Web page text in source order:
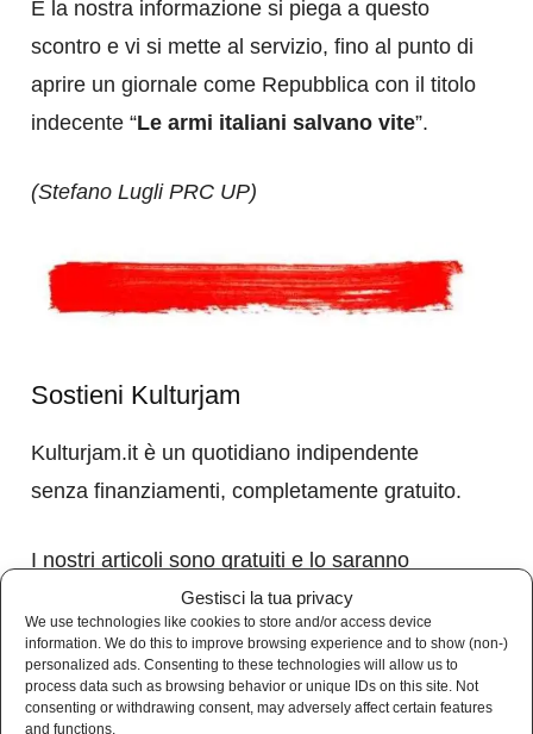
Gestisci la tua privacy
We use technologies like cookies to store and/or access device
information. We do this to improve browsing experience and to show (non-)
personalized ads. Consenting to these technologies will allow us to
process data such as browsing behavior or unique IDs on this site. Not
consenting or withdrawing consent, may adversely affect certain features
and functions.
E la nostra informazione si piega a questo
scontro e vi si mette al servizio, fino al punto di
aprire un giornale come Repubblica con il titolo
indecente “Le armi italiani salvano vite”.
(Stefano Lugli PRC UP)
Sostieni Kulturjam
Kulturjam.it è un quotidiano indipendente
senza finanziamenti, completamente gratuito.
I nostri articoli sono gratuiti e lo saranno
sempre. Nessun abbonamento.
Se vuoi sostenerci e aiutarci a crescere,
nessuna donazione, ma puoi acquistare i nostri
gadget.